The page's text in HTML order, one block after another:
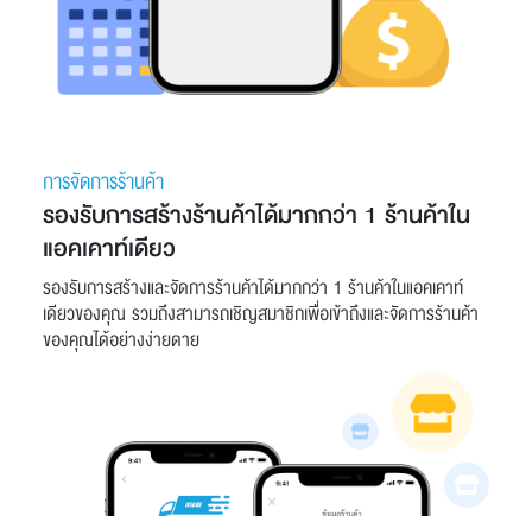
การจัดการร้านค้า
รองรับการสร้างร้านค้าได้มากกว่า 1 ร้านค้าใน
แอคเคาท์เดียว
รองรับการสร้างและจัดการร้านค้าได้มากกว่า 1 ร้านค้าในแอคเคาท์
เดียวของคุณ รวมถึงสามารถเชิญสมาชิกเพื่อเข้าถึงและจัดการร้านค้า
ของคุณได้อย่างง่ายดาย